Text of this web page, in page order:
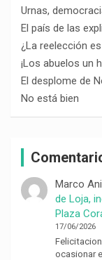
Urnas,
El país de las
¿La reelección
¡Los abuelos un
El desplome de
No está bien
Marco
de Loja,
Plaza
17/06/2026
ocasionar